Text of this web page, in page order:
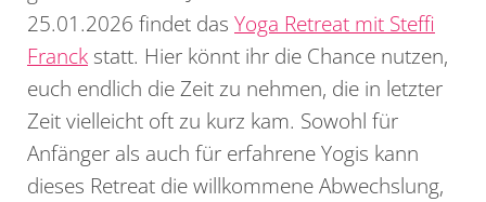
25.01.2026 findet das Yoga Retreat mit Steffi
Franck statt. Hier könnt ihr die Chance nutzen,
euch endlich die Zeit zu nehmen, die in letzter
Zeit vielleicht oft zu kurz kam. Sowohl für
Anfänger als auch für erfahrene Yogis kann
dieses Retreat die willkommene Abwechslung,